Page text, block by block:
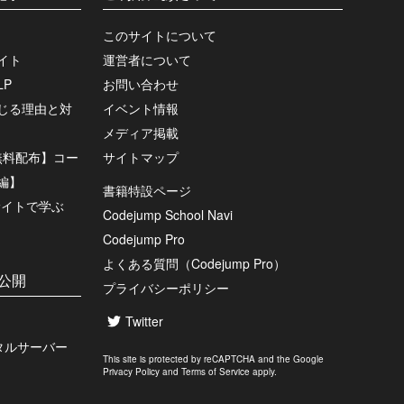
ト
る理由と対
配布】コー
トで学ぶ
開
サーバー
このサイトについて
運営者について
お問い合わせ
イベント情報
メディア掲載
サイトマップ
書籍特設ページ
Codejump School Navi
Codejump Pro
よくある質問（Codejump Pro）
プライバシーポリシー
Twitter
This site is protected by reCAPTCHA and the Google
Privacy Policy andTerms of Service apply.